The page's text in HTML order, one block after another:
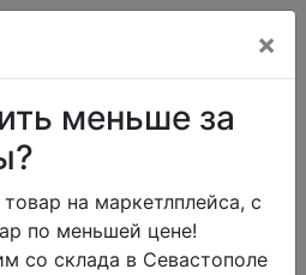
×
меньше за
на маркетлплейса, с
по меньшей цене!
со склада в Севастополе